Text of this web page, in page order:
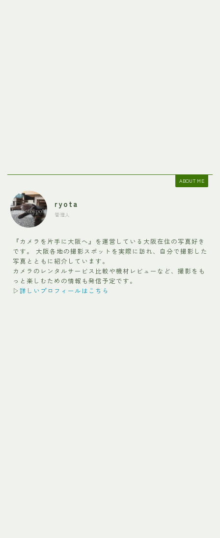
ABOUT ME
ryota
管理人
『カメラを片手に大阪へ』を運営している大阪在住の写真好き
です。 大阪各地の撮影スポットを実際に訪れ、自分で撮影した
写真とともに紹介しています。
カメラのレンタルサービス比較や機材レビューなど、撮影をも
っと楽しむための情報も発信予定です。
▷詳しいプロフィールはこちら